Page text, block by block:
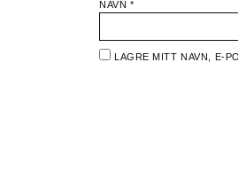
NAVN *
LAGRE MITT NAVN, E-